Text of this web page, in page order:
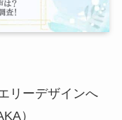
リーデザインへ
）